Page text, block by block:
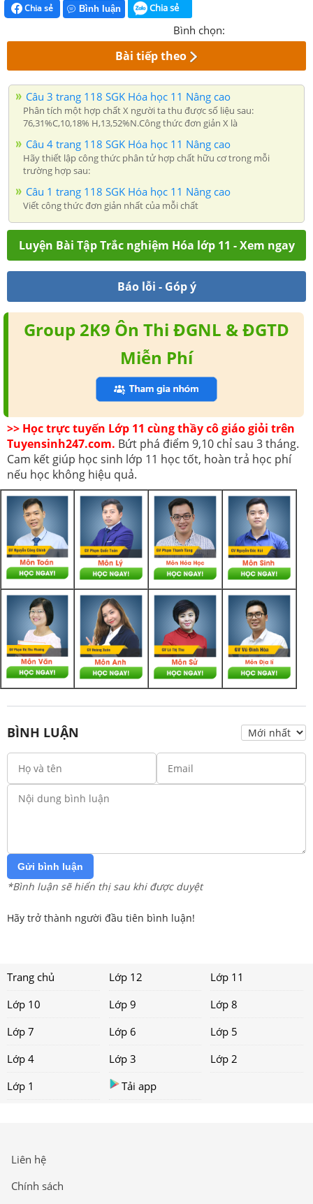
Chia sẻ Bình luận Chia sẻ
Bình chọn:
Bài tiếp theo
Câu 3 trang 118 SGK Hóa học 11 Nâng cao
Phân tích một hợp chất X người ta thu được số liệu sau:
76,31%C,10,18% H,13,52%N.Công thức đơn giản X là
Câu 4 trang 118 SGK Hóa học 11 Nâng cao
Hãy thiết lập công thức phân tử hợp chất hữu cơ trong mỗi
trường hợp sau:
Câu 1 trang 118 SGK Hóa học 11 Nâng cao
Viết công thức đơn giản nhất của mỗi chất
Luyện Bài Tập Trắc nghiệm Hóa lớp 11 - Xem ngay
Báo lỗi - Góp ý
Group 2K9 Ôn Thi ĐGNL & ĐGTD
Miễn Phí
>> Học trực tuyến Lớp 11 cùng thầy cô giáo giỏi trên
Tuyensinh247.com. Bứt phá điểm 9,10 chỉ sau 3 tháng.
Cam kết giúp học sinh lớp 11 học tốt, hoàn trả học phí
nếu học không hiệu quả.
BÌNH LUẬN
Gửi bình luận
*Bình luận sẽ hiển thị sau khi được duyệt
Hãy trở thành người đầu tiên bình luận!
Trang chủ Lớp 12
Lớp 11
Lớp 10
Lớp 9
Lớp 8
Lớp 7
Lớp 6
Lớp 5
Lớp 4
Lớp 3
Lớp 2
Lớp 1
Tải app
Liên hệ
Chính sách